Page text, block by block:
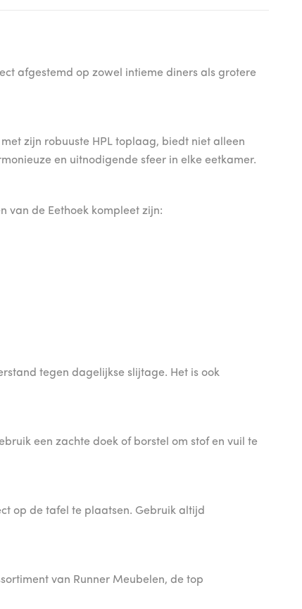
afgestemd op zowel intieme diners als grotere
zijn robuuste HPL toplaag, biedt niet alleen
en uitnodigende sfeer in elke eetkamer.
van de Eethoek kompleet zijn:
tegen dagelijkse slijtage. Het is ook
een zachte doek of borstel om stof en vuil te
op de tafel te plaatsen. Gebruik altijd
van Runner Meubelen, de top